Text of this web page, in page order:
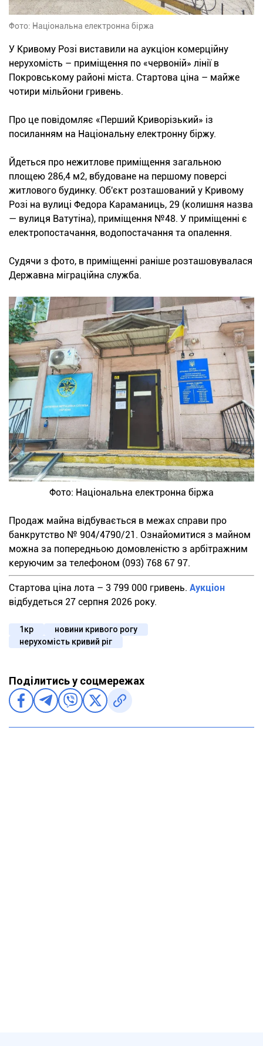
Фото: Національна електронна біржа
У Кривому Розі виставили на аукціон комерційну
нерухомість – приміщення по «червоній» лінії в
Покровському районі міста. Стартова ціна – майже
чотири мільйони гривень.
Про це повідомляє «Перший Криворізький» із
посиланням на Національну електронну біржу.
Йдеться про нежитлове приміщення загальною
площею 286,4 м2, вбудоване на першому поверсі
житлового будинку. Об'єкт розташований у Кривому
Розі на вулиці Федора Караманиць, 29 (колишня назва
— вулиця Ватутіна), приміщення №48. У приміщенні є
електропостачання, водопостачання та опалення.
Судячи з фото, в приміщенні раніше розташовувалася
Державна міграційна служба.
Фото: Національна електронна біржа
Продаж майна відбувається в межах справи про
банкрутство № 904/4790/21. Ознайомитися з майном
можна за попередньою домовленістю з арбітражним
керуючим за телефоном (093) 768 67 97.
Стартова ціна лота – 3 799 000 гривень. Аукціон
відбудеться 27 серпня 2026 року.
1кр
новини кривого рогу
нерухомість кривий ріг
Поділитись у соцмережах